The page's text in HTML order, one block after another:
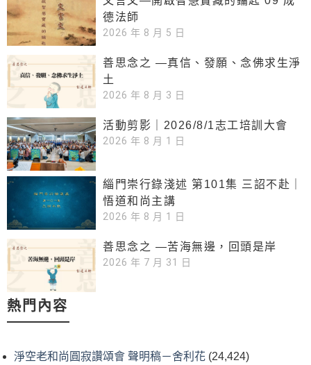
德法師
2026 年 8 月 5 日
善思念之 —真信、發願、念佛求生淨
土
2026 年 8 月 3 日
活動剪影｜2026/8/1志工培訓大會
2026 年 8 月 1 日
緇門崇行錄淺述 第101集 三詔不赴｜
悟道和尚主講
2026 年 8 月 1 日
善思念之 —苦海無邊，回頭是岸
2026 年 7 月 31 日
熱門內容
淨空老和尚圓寂讚頌會 聲明稿－舍利花 (24,424)